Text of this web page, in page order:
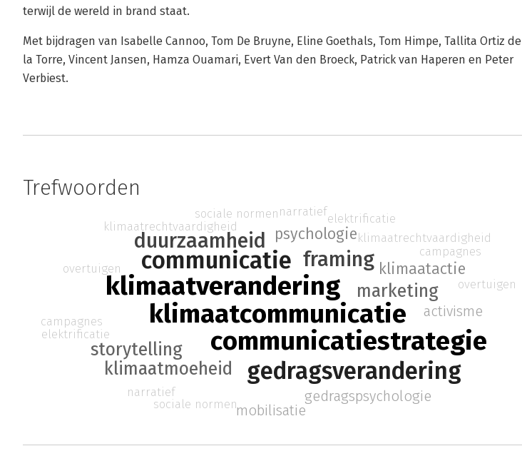
terwijl de wereld in brand staat.
Met bijdragen van Isabelle Cannoo, Tom De Bruyne, Eline Goethals, Tom Himpe, Tallita Ortiz de
la Torre, Vincent Jansen, Hamza Ouamari, Evert Van den Broeck, Patrick van Haperen en Peter
Verbiest.
Trefwoorden
klimaatcommunicatie
klimaatverandering
communicatiestrategie
communicatie
gedragsverandering
duurzaamheid
framing
klimaatmoeheid
storytelling
marketing
psychologie
klimaatactie
activisme
gedragspsychologie
mobilisatie
sociale normen
narratief
elektrificatie
klimaatrechtvaardigheid
campagnes
overtuigen
sociale normennarratiefelektrificatie
klimaatrechtvaardigheid
campagnes
overtuigen